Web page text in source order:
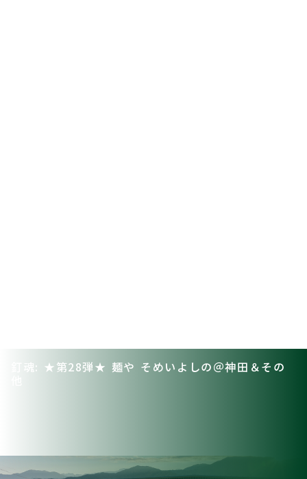
釘魂: ★第28弾★ 麺や そめいよしの＠神田＆その